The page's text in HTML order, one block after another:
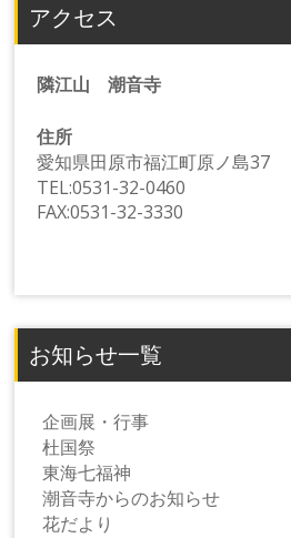
アクセス
隣江山 潮音寺
住所
愛知県田原市福江町原ノ島37
TEL:0531-32-0460
FAX:0531-32-3330
お知らせ一覧
企画展・行事
杜国祭
東海七福神
潮音寺からのお知らせ
花だより